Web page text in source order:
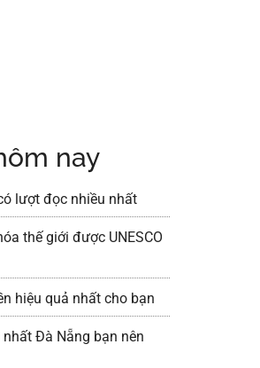
nay
lượt đọc nhiều nhất
thế giới được UNESCO
hiệu quả nhất cho bạn
Đà Nẵng bạn nên